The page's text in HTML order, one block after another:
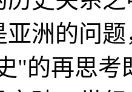
亚洲的问
"的再思考